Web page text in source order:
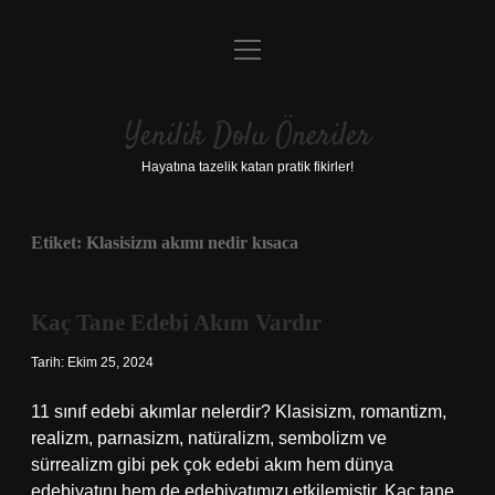
Anasayfa
Yasal Uyarı
menüyü
Yenilik Dolu Öneriler
Hayatına tazelik katan pratik fikirler!
Etiket: Klasisizm akımı nedir kısaca
Kaç Tane Edebi Akım Vardır
Tarih: Ekim 25, 2024
11 sınıf edebi akımlar nelerdir? Klasisizm, romantizm,
realizm, parnasizm, natüralizm, sembolizm ve
sürrealizm gibi pek çok edebi akım hem dünya
edebiyatını hem de edebiyatımızı etkilemiştir. Kaç tane